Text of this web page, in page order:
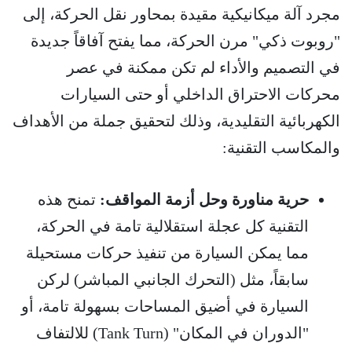
مجرد آلة ميكانيكية مقيدة بمحاور نقل الحركة، إلى
"روبوت ذكي" مرن الحركة، مما يفتح آفاقاً جديدة
في التصميم والأداء لم تكن ممكنة في عصر
محركات الاحتراق الداخلي أو حتى السيارات
الكهربائية التقليدية، وذلك لتحقيق جملة من الأهداف
والمكاسب التقنية:
حرية مناورة وحل أزمة المواقف: تمنح هذه
التقنية كل عجلة استقلالية تامة في الحركة،
مما يمكن السيارة من تنفيذ حركات مستحيلة
سابقاً، مثل (التحرك الجانبي المباشر) لركن
السيارة في أضيق المساحات بسهولة تامة، أو
"الدوران في المكان" (Tank Turn) للالتفاف